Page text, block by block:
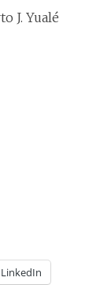
J. Yualé
LinkedIn